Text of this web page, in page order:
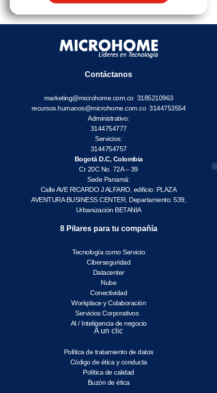
Contáctanos
marketing@microhome.com.co 3185210963
recursos.humanos@microhome.com.co3144753554
Administrativo:
3144754777
Servicios:
3144754757
Bogotá D.C, Colombia
Cr 20C No. 72A – 39
Sede Panamá:
Calle AVE RICARDO J ALFARO, edificio: PLAZA
AVENTURA BUSINESS CENTER, Departamento: 539,
Urbanización BETANIA
8 Pilares para tu compañía
Tecnología como Servicio
Ciberseguridad
Datacenter
Nube
Conectividad
Workplace y Colaboración
Servicios Corporativos
AI / Inteligencia de negocio
A un clic
Política de tratamiento de datos
Código de ética y conducta
Política de calidad
Buzón de ética